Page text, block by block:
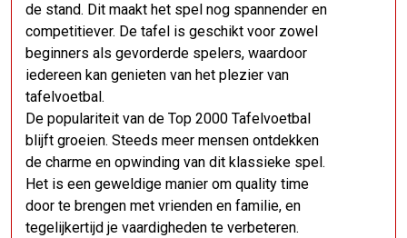
de stand. Dit maakt het spel nog spannender en
competitiever. De tafel is geschikt voor zowel
beginners als gevorderde spelers, waardoor
iedereen kan genieten van het plezier van
tafelvoetbal.
De populariteit van de Top 2000 Tafelvoetbal
blijft groeien. Steeds meer mensen ontdekken
de charme en opwinding van dit klassieke spel.
Het is een geweldige manier om quality time
door te brengen met vrienden en familie, en
tegelijkertijd je vaardigheden te verbeteren.